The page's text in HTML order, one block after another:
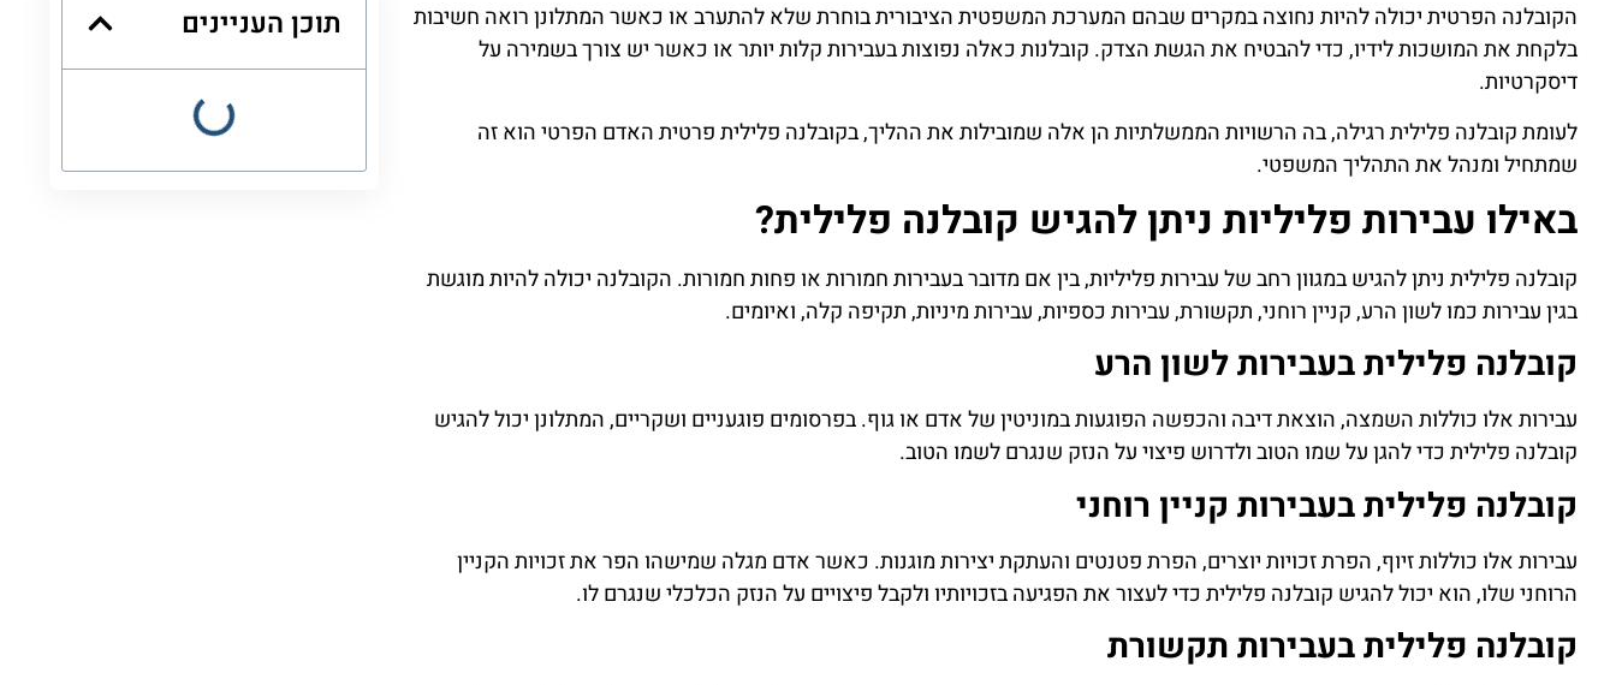
הקובלנה הפרטית יכולה להיות נחוצה במקרים שבהם המערכת המשפטית הציבורית בוחרת שלא להתערב או כאשר המתלונן רואה חשיבות
בלקחת את המושכות לידיו, כדי להבטיח את הגשת הצדק. קובלנות כאלה נפוצות בעבירות קלות יותר או כאשר יש צורך בשמירה על
דיסקרטיות.
לעומת קובלנה פלילית רגילה, בה הרשויות הממשלתיות הן אלה שמובילות את ההליך, בקובלנה פלילית פרטית האדם הפרטי הוא זה
שמתחיל ומנהל את התהליך המשפטי.
באילו עבירות פליליות ניתן להגיש קובלנה פלילית?
קובלנה פלילית ניתן להגיש במגוון רחב של עבירות פליליות, בין אם מדובר בעבירות חמורות או פחות חמורות. הקובלנה יכולה להיות מוגשת
בגין עבירות כמו לשון הרע, קניין רוחני, תקשורת, עבירות כספיות, עבירות מיניות, תקיפה קלה, ואיומים.
קובלנה פלילית בעבירות לשון הרע
עבירות אלו כוללות השמצה, הוצאת דיבה והכפשה הפוגעות במוניטין של אדם או גוף. בפרסומים פוגעניים ושקריים, המתלונן יכול להגיש
קובלנה פלילית כדי להגן על שמו הטוב ולדרוש פיצוי על הנזק שנגרם לשמו הטוב.
קובלנה פליליתבעבירות קניין רוחני
עבירות אלו כוללות זיוף, הפרת זכויות יוצרים, הפרת פטנטים והעתקת יצירות מוגנות. כאשר אדם מגלה שמישהו הפר את זכויות הקניין
הרוחני שלו, הוא יכול להגיש קובלנה פלילית כדי לעצור את הפגיעה בזכויותיו ולקבל פיצויים על הנזק הכלכלי שנגרם לו.
קובלנה פליליתבעבירות תקשורת
תוכן העניינים